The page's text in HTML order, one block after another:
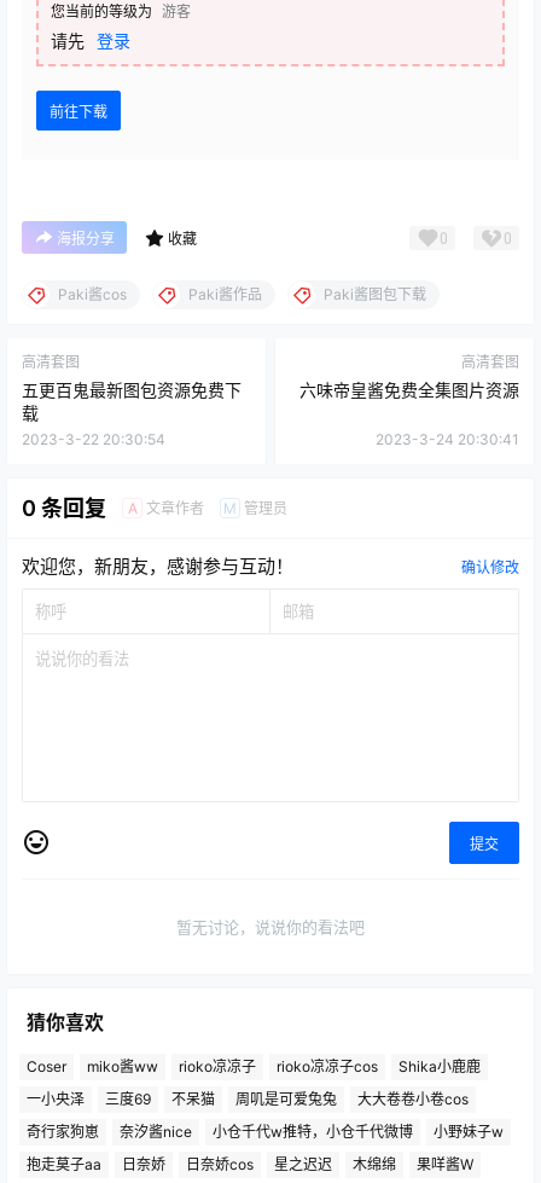
您当前的等级为 游客
请先 登录
前往下载
海报分享 收藏 0 0
Paki酱cos Paki酱作品 Paki酱图包下载
高清套图
五更百鬼最新图包资源免费下
载
2023-3-22 20:30:54
高清套图
六味帝皇酱免费全集图片资源
2023-3-24 20:30:41
0 条回复 A 文章作者 M 管理员
欢迎您，新朋友，感谢参与互动！ 确认修改
提交
暂无讨论，说说你的看法吧
猜你喜欢
Coser miko酱ww rioko凉凉子 rioko凉凉子cos
Shika小鹿鹿
一小央泽
三度69 不呆猫 周叽是可爱兔兔
大大卷卷小卷cos
奇行家狗崽
奈汐酱nice 小仓千代w推特，小仓千代微博
小野妹子w
抱走莫子aa
日奈娇 日奈娇cos 星之迟迟 木绵绵 果咩酱W